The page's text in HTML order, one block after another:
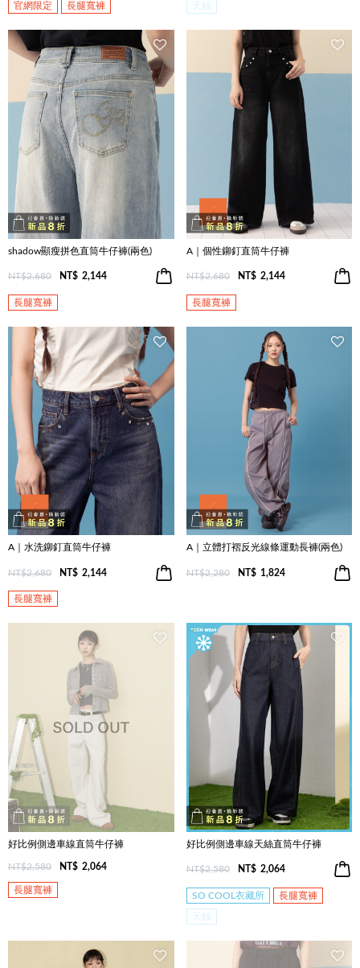
官網限定 長腿寬褲 天絲
shadow顯瘦拼色直筒牛仔褲(兩色)
NT$2,680 NT$ 2,144
長腿寬褲
A｜個性鉚釘直筒牛仔褲
NT$2,680 NT$ 2,144
長腿寬褲
A｜水洗鉚釘直筒牛仔褲
NT$2,680 NT$ 2,144
長腿寬褲
A｜立體打褶反光線條運動長褲(兩色)
NT$2,280 NT$ 1,824
好比例側邊車線直筒牛仔褲
NT$2,580 NT$ 2,064
長腿寬褲
好比例側邊車線天絲直筒牛仔褲
NT$2,580 NT$ 2,064
SO COOL衣藏所 長腿寬褲
天絲